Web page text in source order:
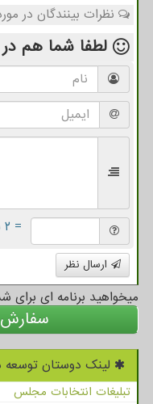
نظرات بینندگان در
لطفا شما هم
= ۲ بعلاوه ۴
ارسال نظر
میخواهید برنامه ای برای
سفارش
لینک دوستان توسعه
تبلیغات انتخابات مجلس